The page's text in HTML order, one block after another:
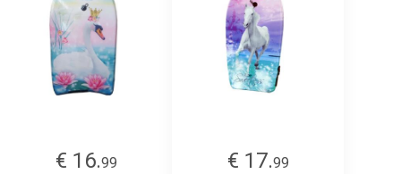
€ 16.99
€ 17.99